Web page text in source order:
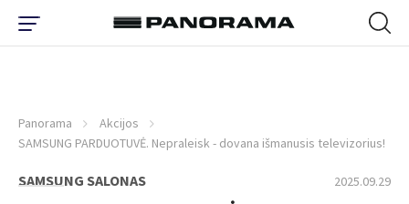
Panorama
Akcijos
SAMSUNG PARDUOTUVĖ. Nepraleisk - dovana išmanusis televizorius!
SAMSUNG SALONAS 2025.09.29